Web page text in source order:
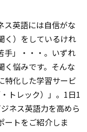
ス英語には自信がな
く）をしているけれ
手」・・・。いずれ
く悩みです。そんな
特化した学習サービ
トレック）」。1日1
ネス英語力を高めら
ートをご紹介しま